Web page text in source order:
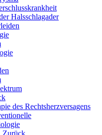
Halsschlagader
des Rechtsherzversagens
Zurück